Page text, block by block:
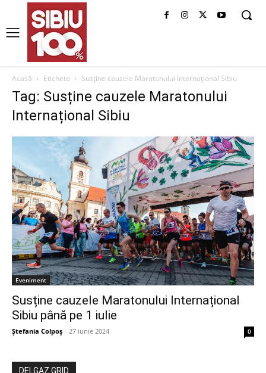
Acasă Etichete Susține cauzele Maratonului Internațional Sibiu
Tag: Susține cauzele Maratonului
Internațional Sibiu
Eveniment
Susține cauzele Maratonului Internațional
Sibiu până pe 1 iulie
Ștefania Colpoș - 27 iunie 2024 0
DELGAZ GRID